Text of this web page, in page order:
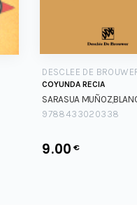
DESCLEE DE
COYUNDA RECIA
SARASUA
9788433020338
9.00 €